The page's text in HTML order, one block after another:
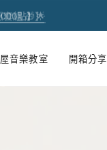
千 享 𝟵 折 】
費膏🪞
套組 🎁】
點】🌟
音樂教室 開箱分享